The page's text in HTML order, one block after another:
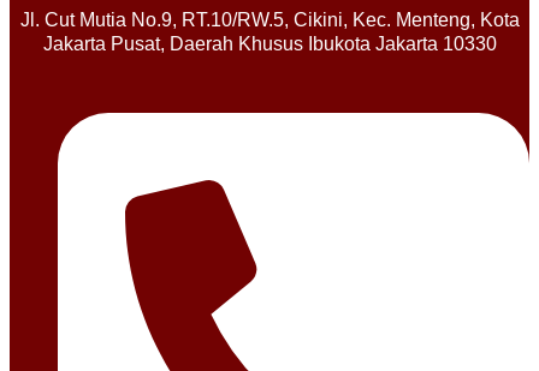
Jl. Cut Mutia No.9, RT.10/RW.5, Cikini, Kec. Menteng, Kota
Jakarta Pusat, Daerah Khusus Ibukota Jakarta 10330